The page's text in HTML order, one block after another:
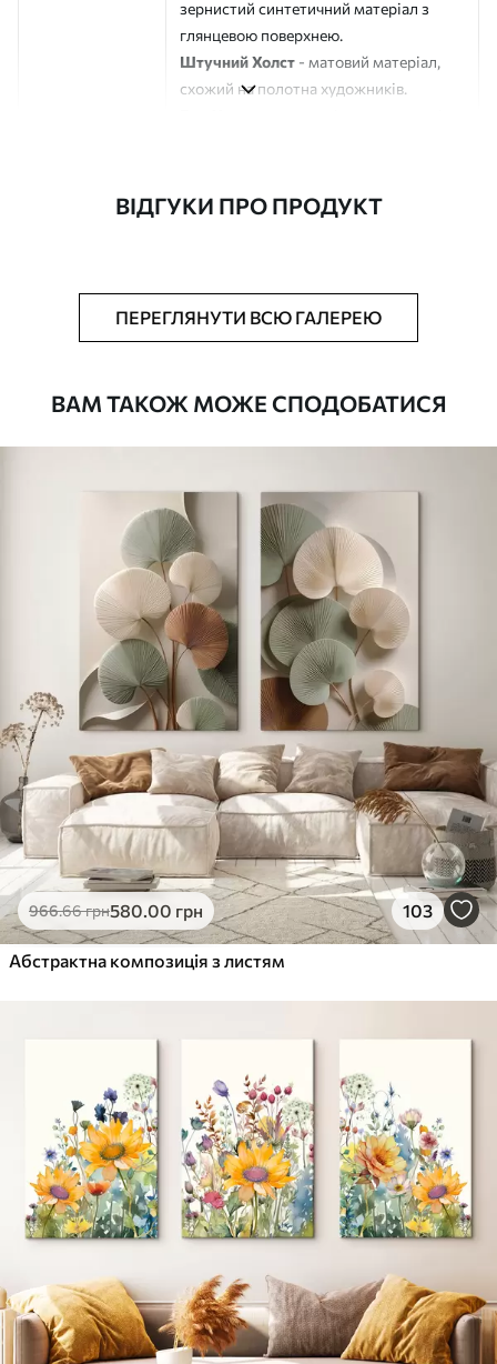
зернистий синтетичний матеріал з
глянцевою поверхнею.
Штучний Холст - матовий матеріал,
схожий на полотна художників.
Додатково Можна додати лакове покриття.
Від580.00грн
Яскраві, насичені кольори
Стійкість до вицвітання
Безпечне чорнило без запаху
Поверхня з текстурою полотна
Екологічний матеріал
Преміум
Від 726 .00 грн
✓Яскраві, насичені кольори
Стійкість до вицвітання
✓Безпечне чорнило без запаху
✓Поверхня з текстурою полотна
Екологічний матеріал
Еко-Преміум
.00 грн
✓Яскраві, насичені кольори
Поверхня з текстурою полотна
ВІДГУКИ ПРО ПРОДУКТ
ПЕРЕГЛЯНУТИ ВСЮ ГАЛЕРЕЮ
ВАМ ТАКОЖ МОЖЕ СПОДОБАТИСЯ
966.66грн580.00 грн 103
Абстрактна композиція з листям